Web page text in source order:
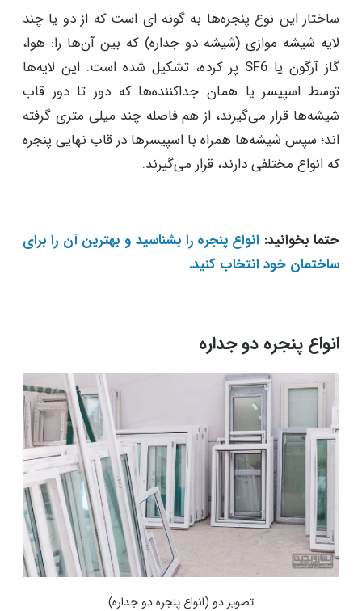
ساختار این نوع پنجره‌ها به گونه‌ ای است که از دو یا چند
لایه شیشه موازی (شیشه دو جداره) که بین آن‌ها را: هوا،
گاز آرگون یا SF6 پر کرده، تشکیل شده است. این لایه‌ها
توسط اسپیسر یا همان جداکننده‌ها که دور تا دور قاب
شیشه‌ها قرار می‌گیرند، از هم فاصله چند میلی‌ متری گرفته
‌اند؛ سپس شیشه‌ها همراه با اسپیسرها در قاب نهایی پنجره
که انواع مختلفی دارند، قرار می‌گیرند.
حتما بخوانید:انواع پنجره را بشناسید و بهترین آن را برای
ساختمان خود انتخاب کنید.
انواع پنجره دو جداره
تصویر دو (انواع پنجره دو جداره)